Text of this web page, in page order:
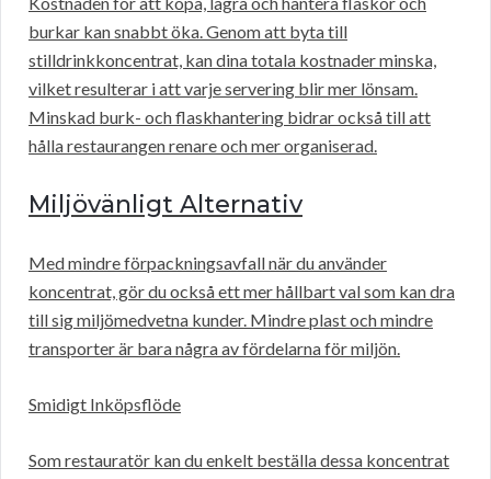
burkar kan snabbt öka. Genom att byta till
stilldrinkkoncentrat, kan dina totala kostnader minska,
vilket resulterar i att varje servering blir mer lönsam.
Minskad burk- och flaskhantering bidrar också till att
hålla restaurangen renare och mer organiserad.
Miljövänligt Alternativ
Med mindre förpackningsavfall när du använder
koncentrat, gör du också ett mer hållbart val som kan dra
till sig miljömedvetna kunder. Mindre plast och mindre
transporter är bara några av fördelarna för miljön.
Smidigt Inköpsflöde
Som restauratör kan du enkelt beställa dessa koncentrat